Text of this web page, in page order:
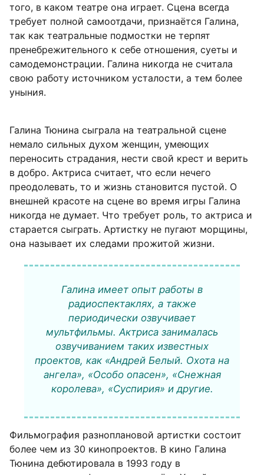
того, в каком театре она играет. Сцена всегда
требует полной самоотдачи, признаётся Галина,
так как театральные подмостки не терпят
пренебрежительного к себе отношения, суеты и
самодемонстрации. Галина никогда не считала
свою работу источником усталости, а тем более
уныния.
Галина Тюнина сыграла на театральной сцене
немало сильных духом женщин, умеющих
переносить страдания, нести свой крест и верить
в добро. Актриса считает, что если нечего
преодолевать, то и жизнь становится пустой. О
внешней красоте на сцене во время игры Галина
никогда не думает. Что требует роль, то актриса и
старается сыграть. Артистку не пугают морщины,
она называет их следами прожитой жизни.
Галина имеет опыт работы в
радиоспектаклях, а также
периодически озвучивает
мультфильмы. Актриса занималась
озвучиванием таких известных
проектов, как «Андрей Белый. Охота на
ангела», «Особо опасен», «Снежная
королева», «Суспирия» и другие.
Фильмография разноплановой артистки состоит
более чем из 30 кинопроектов. В кино Галина
Тюнина дебютировала в 1993 году в